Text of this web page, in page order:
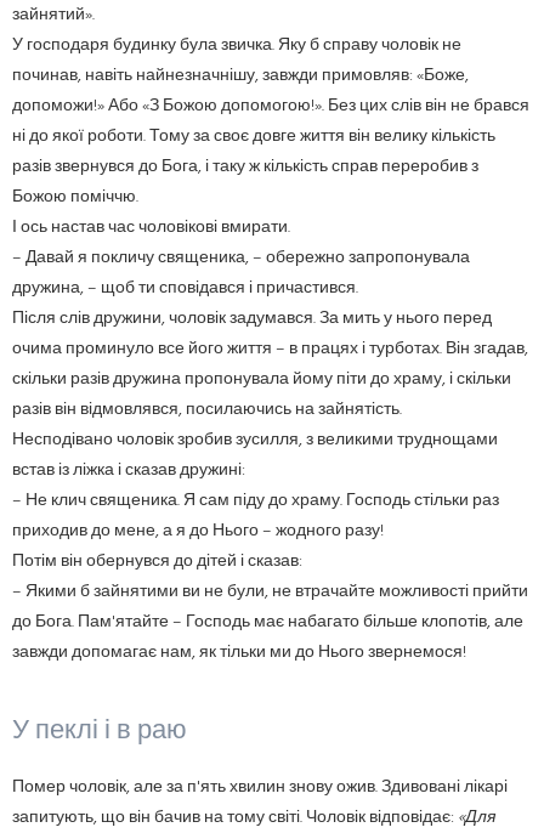
зайнятий».
У господаря будинку була звичка. Яку б справу чоловік не
починав, навіть найнезначнішу, завжди примовляв: «Боже,
допоможи!» Або «З Божою допомогою!». Без цих слів він не брався
ні до якої роботи. Тому за своє довге життя він велику кількість
разів звернувся до Бога, і таку ж кількість справ переробив з
Божою поміччю.
І ось настав час чоловікові вмирати.
– Давай я покличу священика, – обережно запропонувала
дружина, – щоб ти сповідався і причастився.
Після слів дружини, чоловік задумався. За мить у нього перед
очима проминуло все його життя – в працях і турботах. Він згадав,
скільки разів дружина пропонувала йому піти до храму, і скільки
разів він відмовлявся, посилаючись на зайнятість.
Несподівано чоловік зробив зусилля, з великими труднощами
встав із ліжка і сказав дружині:
– Не клич священика. Я сам піду до храму. Господь стільки раз
приходив до мене, а я до Нього – жодного разу!
Потім він обернувся до дітей і сказав:
– Якими б зайнятими ви не були, не втрачайте можливості прийти
до Бога. Пам'ятайте – Господь має набагато більше клопотів, але
завжди допомагає нам, як тільки ми до Нього звернемося!
У пеклі і в раю
Помер чоловік, але за п'ять хвилин знову ожив. Здивовані лікарі
запитують, що він бачив на тому світі. Чоловік відповідає: «Для